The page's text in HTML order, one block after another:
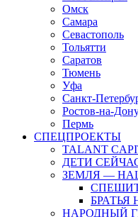
Омск
Самара
Севастополь
Тольятти
Саратов
Тюмень
Уфа
Санкт-
Ростов-на-
Пермь
СПЕЦПРОЕКТЫ
TALANT
ДЕТИ
ЗЕМЛЯ —
НАРОДНЫЙ